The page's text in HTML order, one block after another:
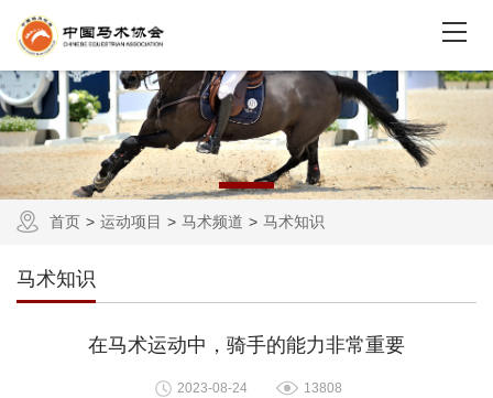
首页 运动项目 马术频道 马术知识
马术知识
在马术运动中，骑手的能力非常重要
2023-08-24 13808